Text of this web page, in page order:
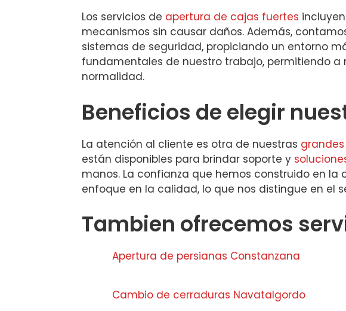
Los servicios de apertura de cajas fuertes
mecanismos sin causar daños. Además,
sistemas de seguridad, propiciando un entorno
fundamentales de nuestro trabajo, permitiendo
normalidad.
Beneficios de elegir
La atención al cliente es otra de nuestras grandes
están disponibles para brindar soporte y
manos. La confianza que hemos construido en
enfoque en la calidad, lo que nos distingue en el
Tambien ofrecemos
Apertura de persianas Constanzana
Cambio de cerraduras Navatalgordo